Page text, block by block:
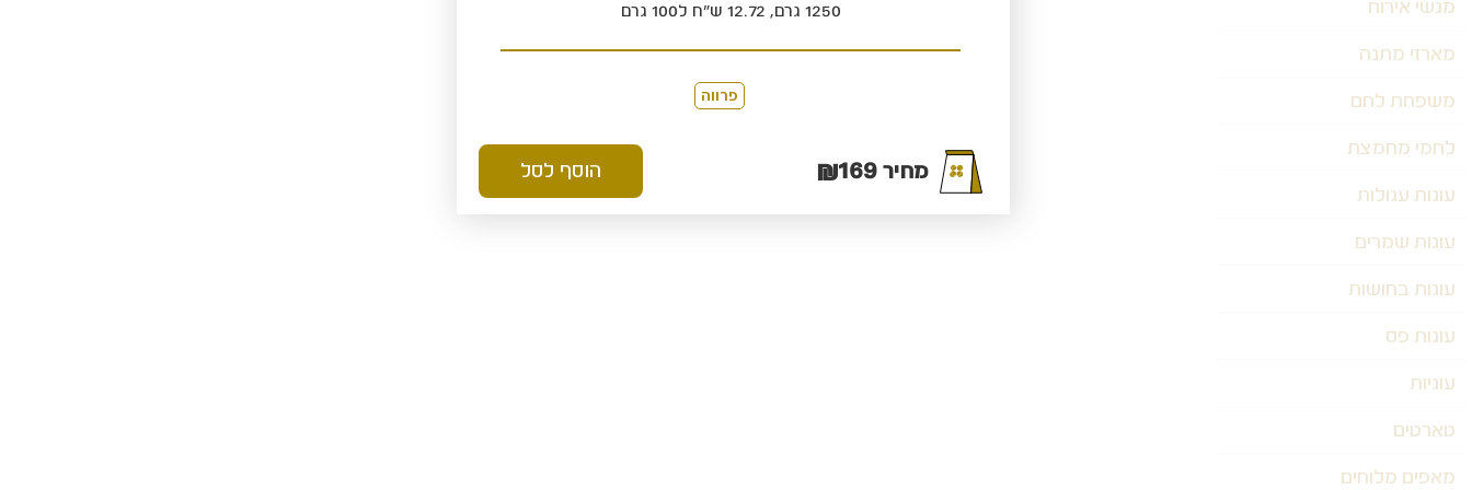
מגשי אירוח
מארזי מתנה
משפחת לחם
לחמי מחמצת
עוגות עגולות
עוגות שמרים
עוגות בחושות
עוגות פס
עוגיות
טארטים
מאפים מלוחים
1250 גרם, 12.72 ש"ח ל100 גרם
פרווה
הוסף לסל מחיר169
₪